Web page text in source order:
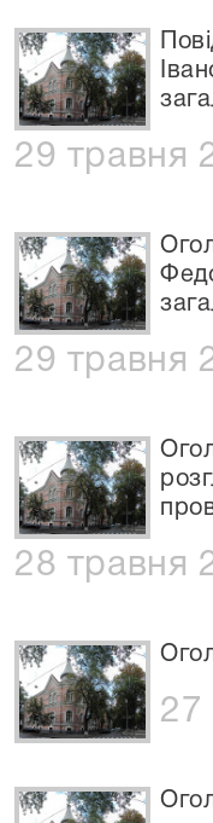
29 травня
29 травня
28 травня
27